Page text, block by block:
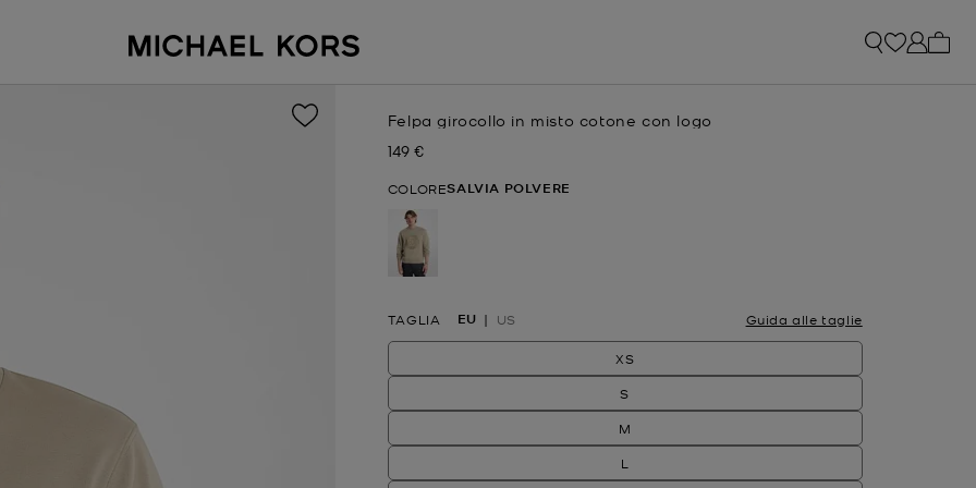
Felpa girocollo in misto cotone con logo
Prezzo attuale
149 €
COLORESALVIA POLVERE
TAGLIA EU US Guida alle taglie
XS
S
M
L